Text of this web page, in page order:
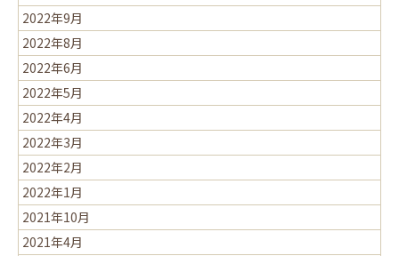
2022年9月
2022年8月
2022年6月
2022年5月
2022年4月
2022年3月
2022年2月
2022年1月
2021年10月
2021年4月